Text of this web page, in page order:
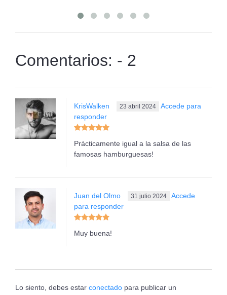
Comentarios: - 2
KrisWalken 23 abril 2024
Accede para
responder
Prácticamente igual a la salsa de las
famosas hamburguesas!
Juan del Olmo 31 julio 2024
Accede
para responder
Muy buena!
Lo siento, debes estar conectado para publicar un